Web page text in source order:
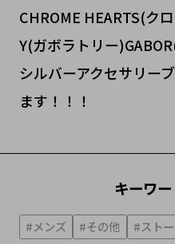
CHROME HEARTS(ク
Y(ガボラトリー
シルバーアクセサリー
ます！！！
キーワ
#メンズ #その他 #スト